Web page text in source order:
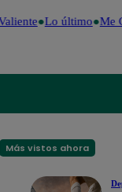
Lo último Me
Más vistos ahora